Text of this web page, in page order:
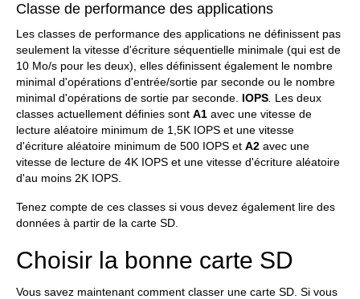
Classe de performance des applications
Les classes de performance des applications ne définissent pas
seulement la vitesse d'écriture séquentielle minimale (qui est de
10 Mo/s pour les deux), elles définissent également le nombre
minimal d'opérations d'entrée/sortie par seconde ou le nombre
minimal d'opérations de sortie par seconde. IOPS Les deux
classes actuellement définies sont A1 avec une vitesse de
lecture aléatoire minimum de 1,5K IOPS et une vitesse
d'écriture aléatoire minimum de 500 IOPS et A2 avec une
vitesse de lecture de 4K IOPS et une vitesse d'écriture aléatoire
d'au moins 2K IOPS.
Tenez compte de ces classes si vous devez également lire des
données à partir de la carte SD.
Choisir la bonne carte SD
Vous savez maintenant comment classer une carte SD. Si vous